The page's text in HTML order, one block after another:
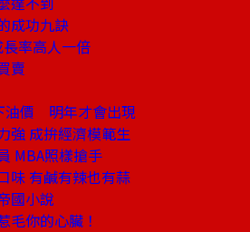
成功九訣
率高人一倍
賣
油價 明年才會出現
強 成拚經濟模範生
MBA照樣搶手
味 有鹹有辣也有蒜
國小說
毛你的心臟！